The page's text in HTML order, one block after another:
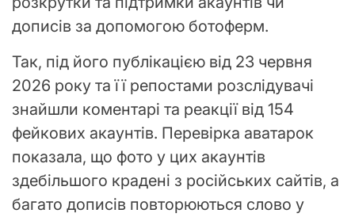
дописів за допомогою ботоферм.
Так, під його публікацією від 23 червня
2026 року та її репостами розслідувачі
знайшли коментарі та реакції від 154
фейкових акаунтів. Перевірка аватарок
показала, що фото у цих акаунтів
здебільшого крадені з російських сайтів, а
багато дописів повторюються слово у